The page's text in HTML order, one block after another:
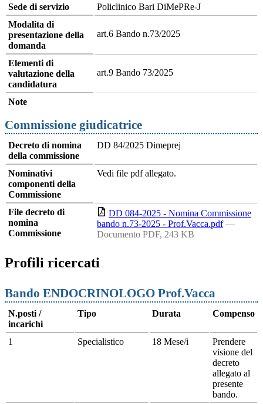
Sede di servizio
Policlinico Bari DiMePRe-J
Modalita di
presentazione della
domanda
art.6 Bando n.73/2025
Elementi di
valutazione della
candidatura
art.9 Bando 73/2025
Note
Commissione giudicatrice
Decreto di nomina
della commissione
DD 84/2025 Dimeprej
Nominativi
componenti della
Commissione
Vedi file pdf allegato.
File decreto di
nomina
Commissione
DD 084-2025 - Nomina Commissione
bando n.73-2025 - Prof.Vacca.pdf —
Documento PDF, 243 KB
Profili ricercati
Bando ENDOCRINOLOGO Prof.Vacca
N.posti /
incarichi
Tipo Durata Compenso
1 Specialistico 18 Mese/i
Prendere
visione del
decreto
allegato al
presente
bando.